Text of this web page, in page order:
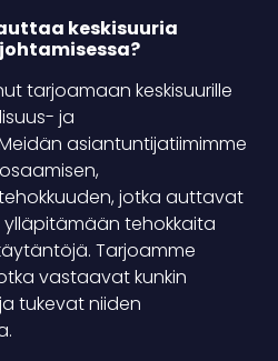
keskisuuria
tarjoamaan keskisuurille
ja
asiantuntijatiimimme
jotka auttavat
tehokkaita
Tarjoamme
vastaavat kunkin
tukevat niiden